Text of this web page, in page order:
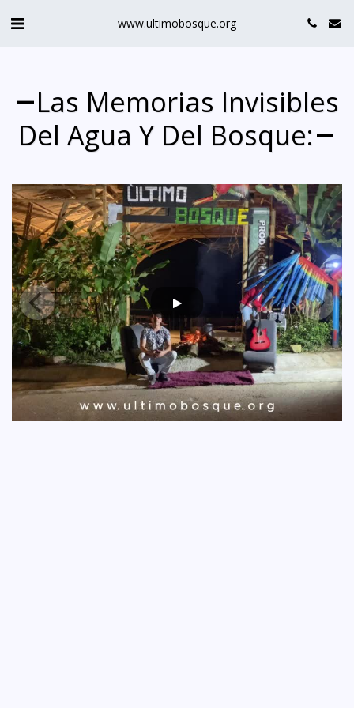
www.ultimobosque.org
Las Memorias Invisibles
Del Agua Y Del Bosque: